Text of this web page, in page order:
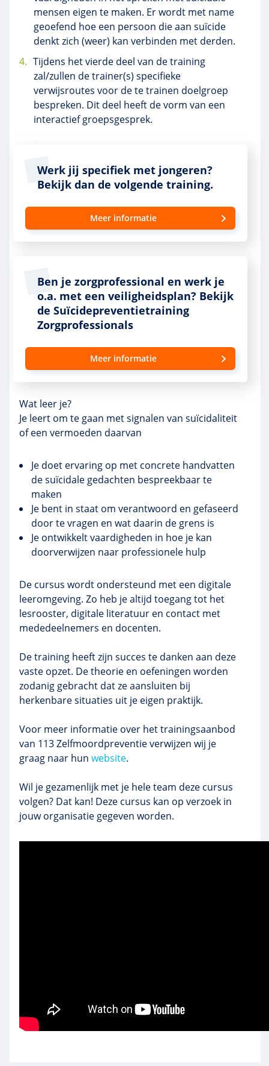
mensen eigen te maken. Er wordt met name
geoefend hoe een persoon die aan suïcide
denkt zich (weer) kan verbinden met derden.
Tijdens het vierde deel van de training
zal/zullen de trainer(s) specifieke
verwijsroutes voor de te trainen doelgroep
bespreken. Dit deel heeft de vorm van een
interactief groepsgesprek.
Werk jij specifiek met jongeren?
Bekijk dan de volgende training.
Meer informatie
Ben je zorgprofessional en werk je
o.a. met een veiligheidsplan? Bekijk
de Suïcidepreventietraining
Zorgprofessionals
Meer informatie
Wat leer je?
Je leert om te gaan met signalen van suïcidaliteit
of een vermoeden daarvan
Je doet ervaring op met concrete handvatten
de suïcidale gedachten bespreekbaar te
maken
Je bent in staat om verantwoord en gefaseerd
door te vragen en wat daarin de grens is
Je ontwikkelt vaardigheden in hoe je kan
doorverwijzen naar professionele hulp
De cursus wordt ondersteund met een digitale
leeromgeving. Zo heb je altijd toegang tot het
lesrooster, digitale literatuur en contact met
mededeelnemers en docenten.
De training heeft zijn succes te danken aan deze
vaste opzet. De theorie en oefeningen worden
zodanig gebracht dat ze aansluiten bij
herkenbare situaties uit je eigen praktijk.
Voor meer informatie over het trainingsaanbod
van 113 Zelfmoordpreventie verwijzen wij je
graag naar hun website.
Wil je gezamenlijk met je hele team deze cursus
volgen? Dat kan! Deze cursus kan op verzoek in
jouw organisatie gegeven worden.